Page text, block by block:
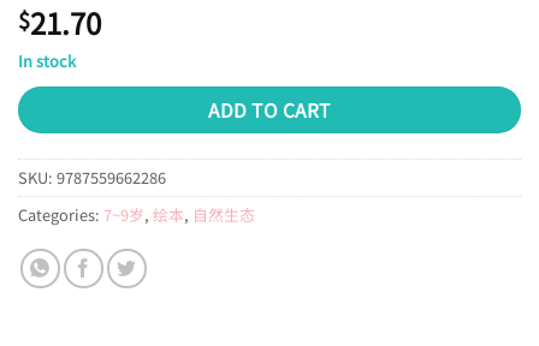
$21.70
In stock
ADD TO CART
SKU: 9787559662286
Categories: 7~9岁, 绘本, 自然生态